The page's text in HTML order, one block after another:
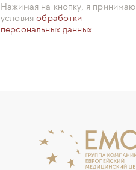
Нажимая на кнопку, я принимаю
условияобработки
персональных данных